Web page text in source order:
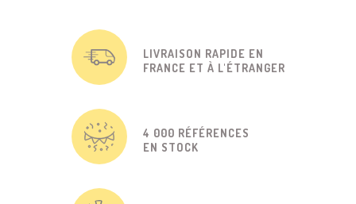
LIVRAISON RAPIDE EN
FRANCE ET À L'ÉTRANGER
4 000 RÉFÉRENCES
EN STOCK